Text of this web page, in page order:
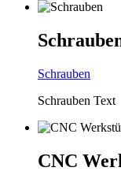
Schrauben
Schrauben Text
CNC